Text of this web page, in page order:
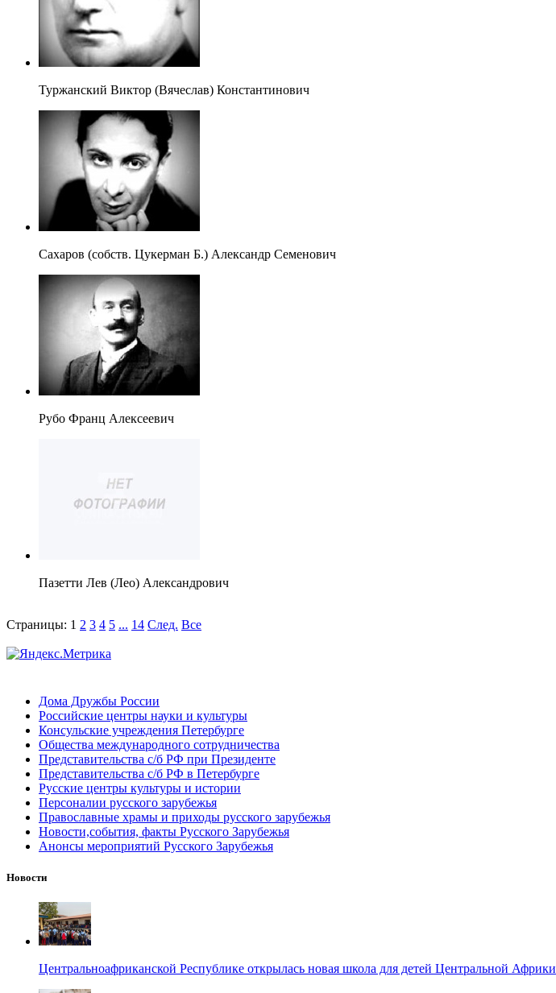
Туржанский Виктор (Вячеслав) Константинович
Сахаров (собств. Цукерман Б.) Александр Семенович
Рубо Франц Алексеевич
Пазетти Лев (Лео) Александрович
Страницы: 1 2 3 4 5 ... 14 След. Все
Дома Дружбы России
Российские центры науки и культуры
Консульские учреждения Петербурге
Общества международного сотрудничества
Представительства с/б РФ при Президенте
Представительства с/б РФ в Петербурге
Русские центры культуры и истории
Персоналии русского зарубежья
Православные храмы и приходы русского зарубежья
Новости,события, факты Русского Зарубежья
Анонсы мероприятий Русского Зарубежья
Новости
Центральноафриканской Республике открылась новая школа для детей Центральной Африки